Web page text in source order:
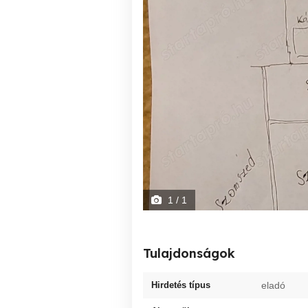
1 / 1
Tulajdonságok
Hirdetés típus eladó